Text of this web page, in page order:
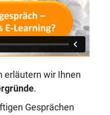
erläutern wir Ihnen
.
Gesprächen